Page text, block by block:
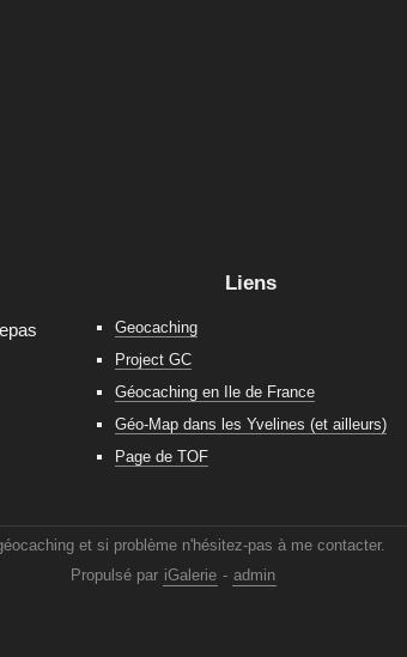
Liens
Geocaching
Project GC
Géocaching en Ile de France
Géo-Map dans les Yvelines (et ailleurs)
Page de TOF
et si problème n'hésitez-pas à me contacter.
Propulsé par iGalerie - admin